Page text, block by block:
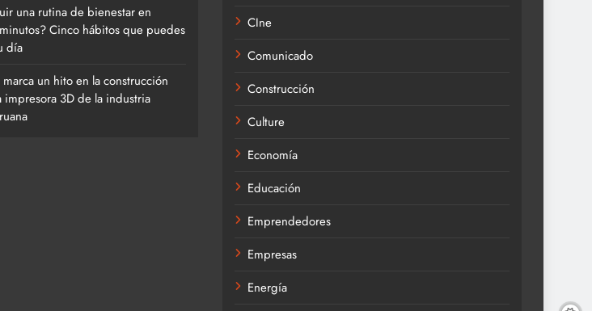
una rutina de bienestar en
Cinco hábitos que puedes
día
un hito en la construcción
impresora 3D de la industria
CIne
Comunicado
Construcción
Culture
Economía
Educación
Emprendedores
Empresas
Energía